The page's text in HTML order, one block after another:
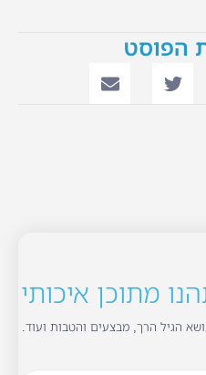
הפוסט
מתוכן איכותי
הגיל הרך, מבצעים והטבות ועוד.